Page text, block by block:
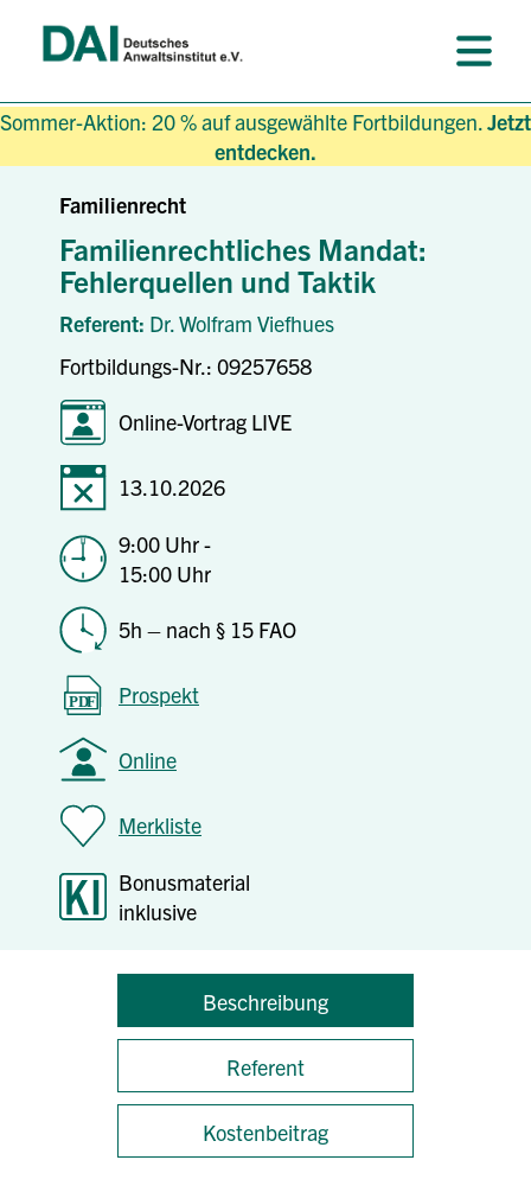
Sommer-Aktion: 20 % auf ausgewählte Fortbildungen.Jetzt
entdecken.
Familienrecht
Familienrechtliches Mandat:
Fehlerquellen und Taktik
Referent: Dr. Wolfram Viefhues
Fortbildungs-Nr.: 09257658
Online-Vortrag LIVE
13.10.2026
9:00 Uhr -
15:00 Uhr
5h – nach § 15 FAO
Prospekt
Online
Merkliste
Bonusmaterial
inklusive
Beschreibung
Referent
Kostenbeitrag